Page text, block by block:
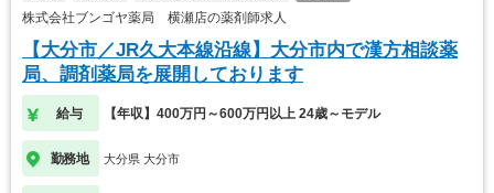
株式会社ブンゴヤ薬局 横瀬店の薬剤師求人
【大分市／JR久大本線沿線】大分市内で漢方相談薬
局、調剤薬局を展開しております
給与 【年収】400万円～600万円以上 24歳～モデル
勤務地 大分県 大分市